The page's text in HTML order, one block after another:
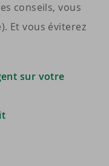
conseils, vous
Et vous éviterez
sur votre